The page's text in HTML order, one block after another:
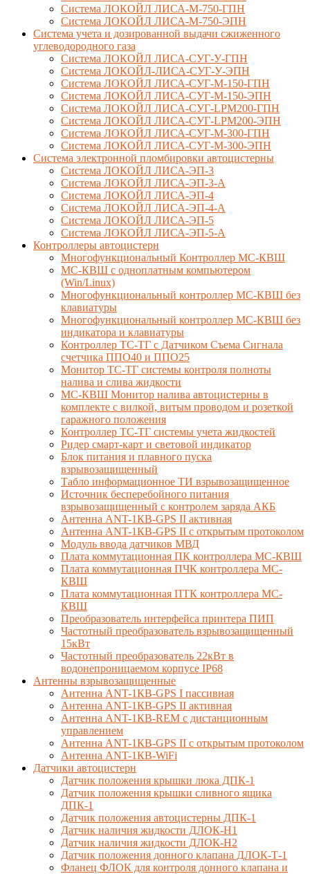
Система ЛОКОЙЛ ЛИСА-М-750-ГПН
Система ЛОКОЙЛ ЛИСА-М-750-ЭПН
Система учета и дозированной выдачи сжиженного
углеводородного газа
Система ЛОКОЙЛ ЛИСА-СУГ-У-ГПН
Система ЛОКОЙЛ-ЛИСА-СУГ-У-ЭПН
Система ЛОКОЙЛ ЛИСА-СУГ-М-150-ГПН
Система ЛОКОЙЛ ЛИСА-СУГ-М-150-ЭПН
Система ЛОКОЙЛ ЛИСА-СУГ-LPM200-ГПН
Система ЛОКОЙЛ ЛИСА-СУГ-LPM200-ЭПН
Система ЛОКОЙЛ ЛИСА-СУГ-М-300-ГПН
Система ЛОКОЙЛ ЛИСА-СУГ-М-300-ЭПН
Система электронной пломбировки автоцистерны
Система ЛОКОЙЛ ЛИСА-ЭП-3
Система ЛОКОЙЛ ЛИСА-ЭП-3-А
Система ЛОКОЙЛ ЛИСА-ЭП-4
Система ЛОКОЙЛ ЛИСА-ЭП-4-А
Система ЛОКОЙЛ ЛИСА-ЭП-5
Система ЛОКОЙЛ ЛИСА-ЭП-5-А
Контроллеры автоцистерн
Многофункциональный Контроллер МС-КВШ
МС-КВШ с одноплатным компьютером
(Win/Linux)
Многофункциональный контроллер МС-КВШ без
клавиатуры
Многофункциональный контроллер МС-КВШ без
индикатора и клавиатуры
Контроллер ТС-ТГ с Датчиком Съема Сигнала
счетчика ППО40 и ППО25
Монитор ТС-ТГ системы контроля полноты
налива и слива жидкости
МС-КВШ Монитор налива автоцистерны в
комплекте с вилкой, витым проводом и розеткой
гаражного положения
Контроллер ТС-ТГ системы учета жидкостей
Ридер смарт-карт и световой индикатор
Блок питания и плавного пуска
взрывозащищенный
Табло информационное ТИ взрывозащищенное
Источник бесперебойного питания
взрывозащищенный с контролем заряда АКБ
Антенна ANT-1КВ-GPS II активная
Антенна ANT-1КВ-GPS II с открытым протоколом
Модуль ввода датчиков МВД
Плата коммутационная ПК контроллера МС-КВШ
Плата коммутационная ПЧК контроллера МС-
КВШ
Плата коммутационная ПТК контроллера МС-
КВШ
Преобразователь интерфейса принтера ПИП
Частотный преобразователь взрывозащищенный
15кВт
Частотный преобразователь 22кВт в
водонепроницаемом корпусе IP68
Антенны взрывозащищенные
Антенна ANT-1КВ-GPS I пассивная
Антенна ANT-1КВ-GPS II активная
Антенна ANT-1КВ-REM c дистанционным
управлением
Антенна ANT-1КВ-GPS II с открытым протоколом
Антенна ANT-1КВ-WiFi
Датчики автоцистерн
Датчик положения крышки люка ДПК-1
Датчик положения крышки сливного ящика
ДПК-1
Датчик положения автоцистерны ДПК-1
Датчик наличия жидкости ДЛОК-Н1
Датчик наличия жидкости ДЛОК-Н2
Датчик положения донного клапана ДЛОК-Т-1
Фланец ФЛОК для контроля донного клапана и